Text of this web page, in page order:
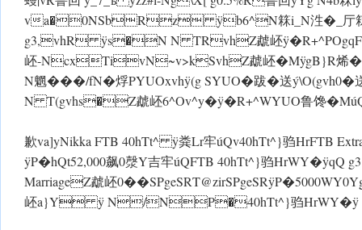
va�0NSbRz ÿb6^N箖i_N泩�_厅
g3,vhR ÿs�N N TRvhZ虣岯
岯-NcxTivN~v>kSvhZ虣岯�M ÿgB}R烯
N魍���/fN�烰PYUOxvh ÿ(g SYUO�跋�送
N T(gvhs�Z虣岯6^Ov^y� ÿ�R+^WYUO鲁馋
歉va]yNikka FTB 40hTt^ ÿ粪Lr牢úQv40hTt^}驺HrFTB
ÿP�hQt52,000飙0漀Y吉牢úQFTB 40hTt^}驺HrWY� ÿqQ
MarriageZ虣岯0��SPgeSRT@zirSPgeSR
岯a}Y ÿ N/NP�40hTt^}驺HrWY�ÿ